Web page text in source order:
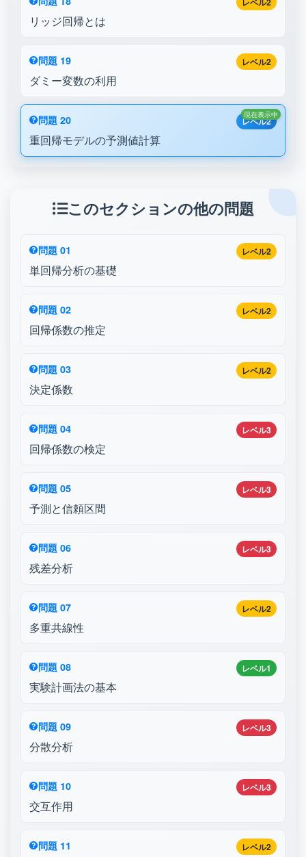
リッジ回帰とは
レベル2
問題 19
ダミー変数の利用
レベル2
問題 20
重回帰モデルの予測値計算
現在表示中
このセクションの他の問題
レベル2
問題 01
単回帰分析の基礎
レベル2
問題 02
回帰係数の推定
レベル2
問題 03
決定係数
レベル3
問題 04
回帰係数の検定
レベル3
問題 05
予測と信頼区間
レベル3
問題 06
残差分析
レベル2
問題 07
多重共線性
レベル1
問題 08
実験計画法の基本
レベル3
問題 09
分散分析
レベル3
問題 10
交互作用
レベル2
問題 11